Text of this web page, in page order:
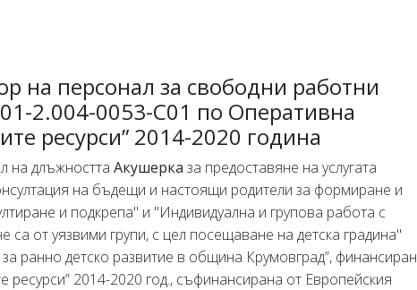
на персонал за свободни работни
2.004-0053-С01 по Оперативна
ресурси” 2014-2020 година
на длъжността Акушерка за предоставяне на услугата
на бъдещи и настоящи родители за формиране и
и подкрепа" и "Индивидуална и групова работа с
са от уязвими групи, с цел посещаване на детска градина"
ранно детско развитие в община Крумовград”, финансиран
2014-2020 год., съфинансирана от Европейския